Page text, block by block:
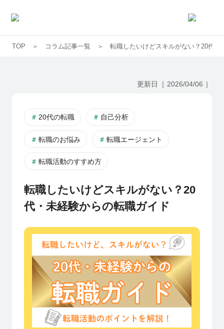
求人一覧
お気に入り求人
コラム
コンサルタント紹介
利用者の声
よくあるご質問
会社概要
TOP コラム記事一覧 転職したいけどスキルがない？20代
更新日［2026/04/06 ］
20代の転職 自己分析
転職のお悩み 転職エージェント
転職活動のすすめ方
転職したいけどスキルがない？20
代・未経験からの転職ガイド